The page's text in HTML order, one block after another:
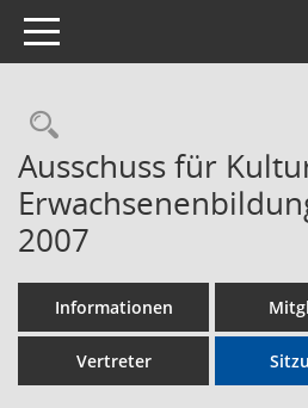
Toggle navigation
Rechercheauswahl
Ausschuss für
2007
Informationen
Vertreter